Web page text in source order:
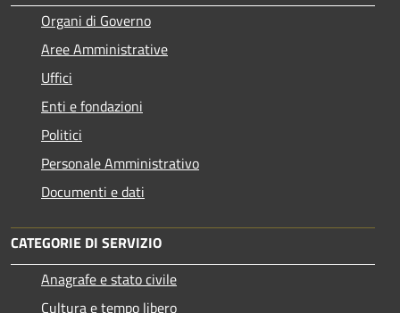
Organi di Governo
Aree Amministrative
Uffici
Enti e fondazioni
Politici
Personale Amministrativo
Documenti e dati
CATEGORIE DI SERVIZIO
Anagrafe e stato civile
Cultura e tempo libero